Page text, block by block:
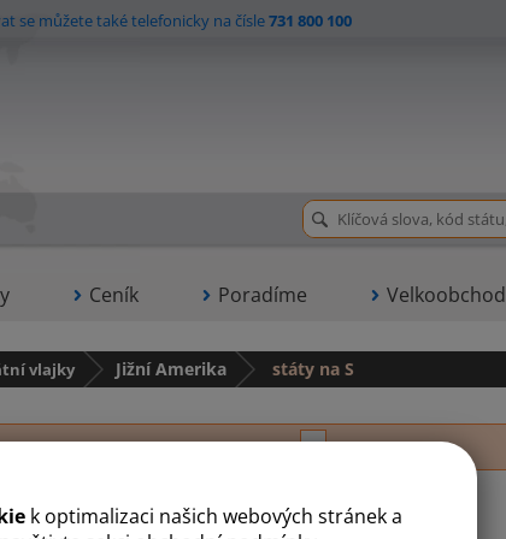
k optimalizaci našich webových stránek a
se můžete také telefonicky na čísle731 800 100
Ceník Poradíme Velkoobchod
vlajky Jižní Amerika státy na S
A B C E F G J K P S T U V